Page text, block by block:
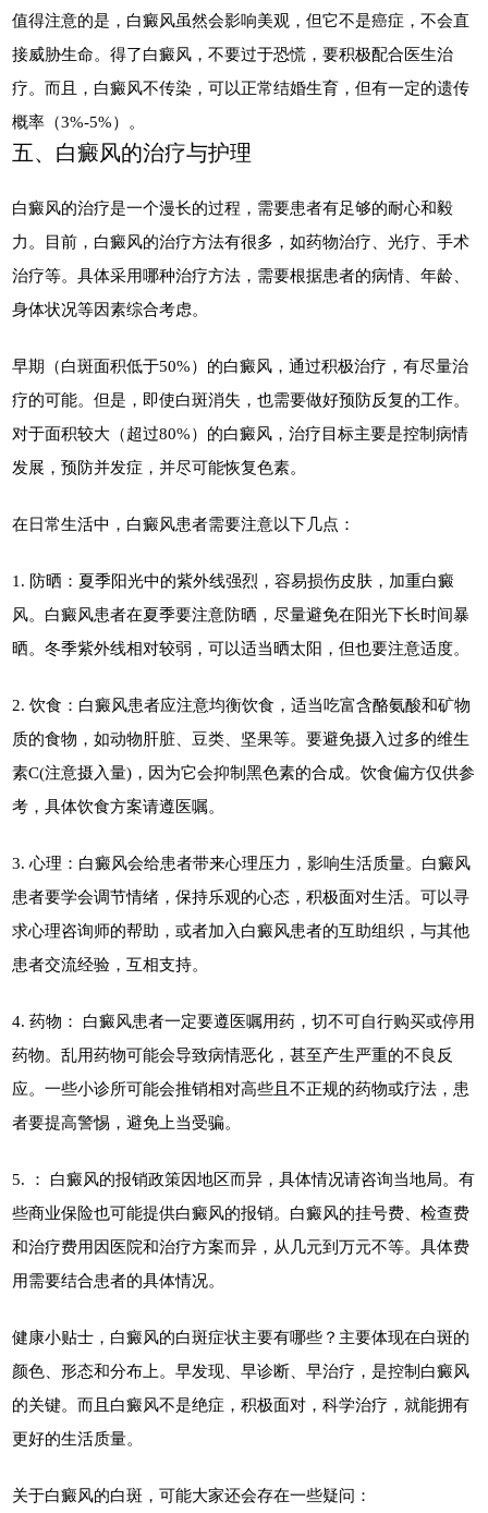
值得注意的是，白癜风虽然会影响美观，但它不是癌症，不会直
接威胁生命。得了白癜风，不要过于恐慌，要积极配合医生治
疗。而且，白癜风不传染，可以正常结婚生育，但有一定的遗传
概率（3%-5%）。
五、白癜风的治疗与护理
白癜风的治疗是一个漫长的过程，需要患者有足够的耐心和毅
力。目前，白癜风的治疗方法有很多，如药物治疗、光疗、手术
治疗等。具体采用哪种治疗方法，需要根据患者的病情、年龄、
身体状况等因素综合考虑。
早期（白斑面积低于50%）的白癜风，通过积极治疗，有尽量治
疗的可能。但是，即使白斑消失，也需要做好预防反复的工作。
对于面积较大（超过80%）的白癜风，治疗目标主要是控制病情
发展，预防并发症，并尽可能恢复色素。
在日常生活中，白癜风患者需要注意以下几点：
1. 防晒：夏季阳光中的紫外线强烈，容易损伤皮肤，加重白癜
风。白癜风患者在夏季要注意防晒，尽量避免在阳光下长时间暴
晒。冬季紫外线相对较弱，可以适当晒太阳，但也要注意适度。
2. 饮食：白癜风患者应注意均衡饮食，适当吃富含酪氨酸和矿物
质的食物，如动物肝脏、豆类、坚果等。要避免摄入过多的维生
素C(注意摄入量)，因为它会抑制黑色素的合成。饮食偏方仅供参
考，具体饮食方案请遵医嘱。
3. 心理：白癜风会给患者带来心理压力，影响生活质量。白癜风
患者要学会调节情绪，保持乐观的心态，积极面对生活。可以寻
求心理咨询师的帮助，或者加入白癜风患者的互助组织，与其他
患者交流经验，互相支持。
4. 药物： 白癜风患者一定要遵医嘱用药，切不可自行购买或停用
药物。乱用药物可能会导致病情恶化，甚至产生严重的不良反
应。一些小诊所可能会推销相对高些且不正规的药物或疗法，患
者要提高警惕，避免上当受骗。
5. ： 白癜风的报销政策因地区而异，具体情况请咨询当地局。有
些商业保险也可能提供白癜风的报销。白癜风的挂号费、检查费
和治疗费用因医院和治疗方案而异，从几元到万元不等。具体费
用需要结合患者的具体情况。
健康小贴士，白癜风的白斑症状主要有哪些？主要体现在白斑的
颜色、形态和分布上。早发现、早诊断、早治疗，是控制白癜风
的关键。而且白癜风不是绝症，积极面对，科学治疗，就能拥有
更好的生活质量。
关于白癜风的白斑，可能大家还会存在一些疑问：